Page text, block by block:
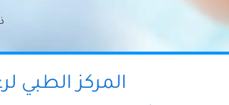
المركز الطبي